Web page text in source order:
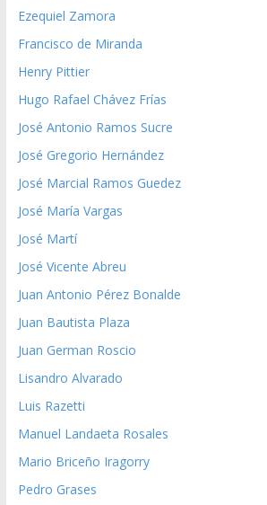
Ezequiel Zamora
Francisco de Miranda
Henry Pittier
Hugo Rafael Chávez Frías
José Antonio Ramos Sucre
José Gregorio Hernández
José Marcial Ramos Guedez
José María Vargas
José Martí
José Vicente Abreu
Juan Antonio Pérez Bonalde
Juan Bautista Plaza
Juan German Roscio
Lisandro Alvarado
Luis Razetti
Manuel Landaeta Rosales
Mario Briceño Iragorry
Pedro Grases